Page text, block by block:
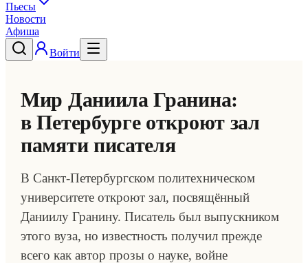
Пьесы
Новости
Афиша
Войти
Мир Даниила Гранина:
в Петербурге откроют зал
памяти писателя
В Санкт-Петербургском политехническом
университете откроют зал, посвящённый
Даниилу Гранину. Писатель был выпускником
этого вуза, но известность получил прежде
всего как автор прозы о науке, войне